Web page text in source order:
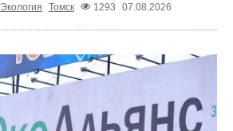
Экология Томск 1293 07.08.2026